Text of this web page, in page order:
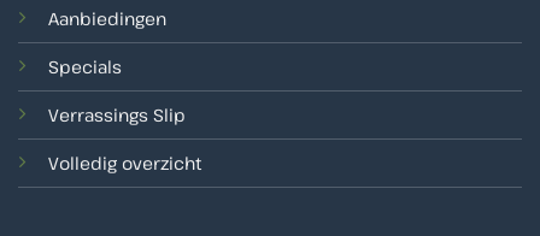
Aanbiedingen
Specials
Verrassings Slip
Volledig overzicht